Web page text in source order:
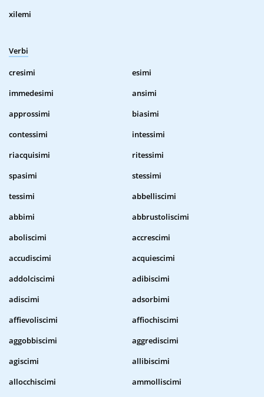
xilemi
Verbi
cresimi
esimi
immedesimi
ansimi
approssimi
biasimi
contessimi
intessimi
riacquisimi
ritessimi
spasimi
stessimi
tessimi
abbelliscimi
abbimi
abbrustoliscimi
aboliscimi
accrescimi
accudiscimi
acquiescimi
addolciscimi
adibiscimi
adiscimi
adsorbimi
affievoliscimi
affiochiscimi
aggobbiscimi
aggrediscimi
agiscimi
allibiscimi
allocchiscimi
ammolliscimi